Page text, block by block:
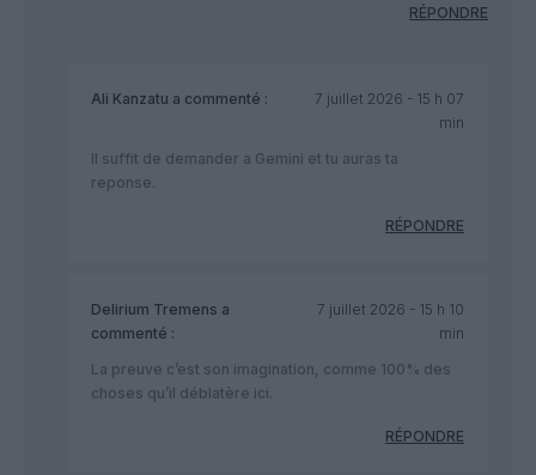
RÉPONDRE
Ali Kanzatu a commenté :
7 juillet 2026 - 15 h 07
min
Il suffit de demander a Gemini et tu auras ta
reponse.
RÉPONDRE
Delirium Tremens a
commenté :
7 juillet 2026 - 15 h 10
min
La preuve c’est son imagination, comme 100% des
choses qu’il déblatère ici.
RÉPONDRE